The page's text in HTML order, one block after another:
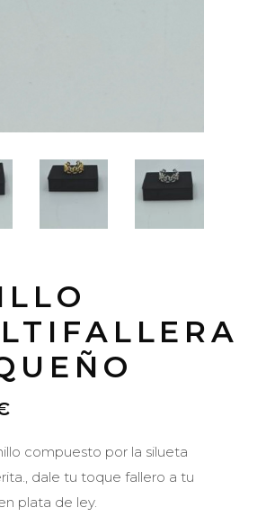
compuesto por la silueta
dale tu toque fallero a tu
plata de ley.